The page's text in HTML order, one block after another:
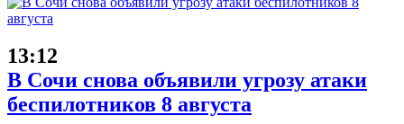
13:12
В Сочи снова объявили угрозу атаки
беспилотников 8 августа